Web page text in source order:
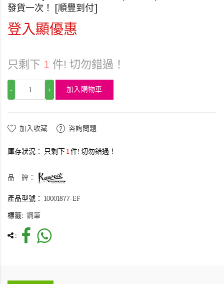
發貨一次！ [順豐到付]
登入顯優惠
只剩下 1 件! 切勿錯過！
- + 加入購物車
加入收藏 咨詢問題
庫存狀況： 只剩下 1件! 切勿錯過！
品 牌：
產品型號： 10001877-EF
標籤: 鋼筆
: